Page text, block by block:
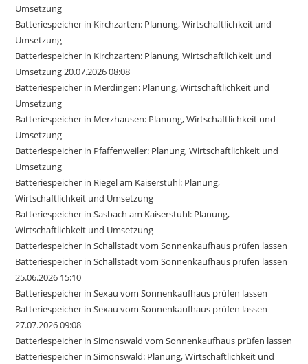
Umsetzung
Batteriespeicher in Kirchzarten: Planung, Wirtschaftlichkeit und
Umsetzung
Batteriespeicher in Kirchzarten: Planung, Wirtschaftlichkeit und
Umsetzung 20.07.2026 08:08
Batteriespeicher in Merdingen: Planung, Wirtschaftlichkeit und
Umsetzung
Batteriespeicher in Merzhausen: Planung, Wirtschaftlichkeit und
Umsetzung
Batteriespeicher in Pfaffenweiler: Planung, Wirtschaftlichkeit und
Umsetzung
Batteriespeicher in Riegel am Kaiserstuhl: Planung,
Wirtschaftlichkeit und Umsetzung
Batteriespeicher in Sasbach am Kaiserstuhl: Planung,
Wirtschaftlichkeit und Umsetzung
Batteriespeicher in Schallstadt vom Sonnenkaufhaus prüfen lassen
Batteriespeicher in Schallstadt vom Sonnenkaufhaus prüfen lassen
25.06.2026 15:10
Batteriespeicher in Sexau vom Sonnenkaufhaus prüfen lassen
Batteriespeicher in Sexau vom Sonnenkaufhaus prüfen lassen
27.07.2026 09:08
Batteriespeicher in Simonswald vom Sonnenkaufhaus prüfen lassen
Batteriespeicher in Simonswald: Planung, Wirtschaftlichkeit und